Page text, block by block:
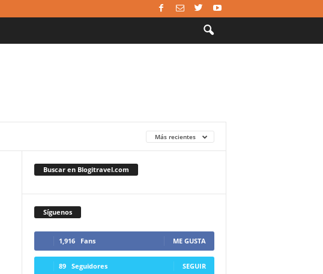
Más recientes
Buscar en Blogitravel.com
Síguenos
1,916 Fans ME GUSTA
89 Seguidores SEGUIR